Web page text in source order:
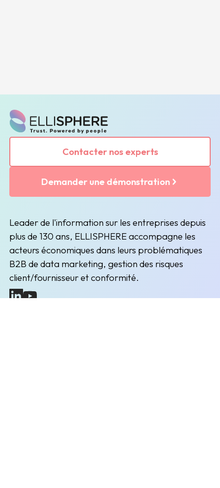
Contacter nos experts
Demander une démonstration
Leader de l'information sur les entreprises depuis
plus de 130 ans, ELLISPHERE accompagne les
acteurs économiques dans leurs problématiques
B2B de data marketing, gestion des risques
client/fournisseur et conformité.
(nouvelle fenêtre)
(nouvelle fenêtre)